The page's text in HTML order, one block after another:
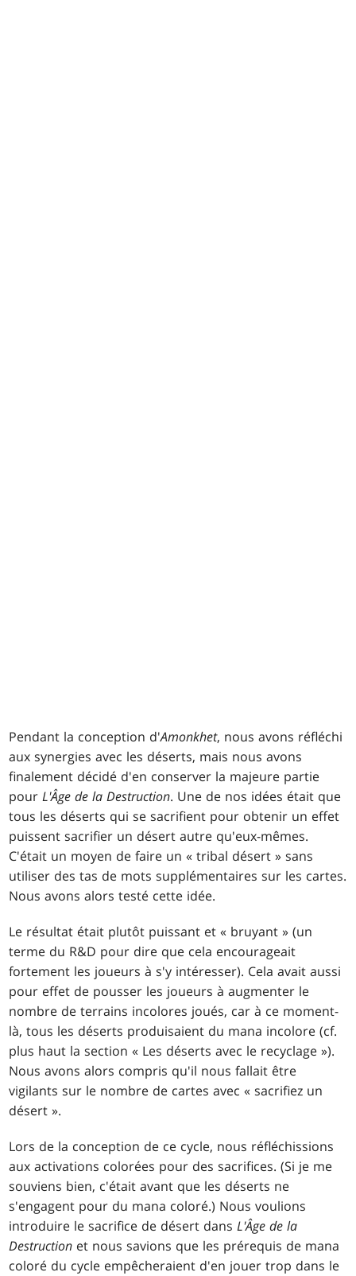
Pendant la conception d'Amonkhet, nous avons réfléchi
aux synergies avec les déserts, mais nous avons
finalement décidé d'en conserver la majeure partie
pourL'Âge de la Destruction. Une de nos idées était que
tous les déserts qui se sacrifient pour obtenir un effet
puissent sacrifier un désert autre qu'eux-mêmes.
C'était un moyen de faire un « tribal désert » sans
utiliser des tas de mots supplémentaires sur les cartes.
Nous avons alors testé cette idée.
Le résultat était plutôt puissant et « bruyant » (un
terme du R&D pour dire que cela encourageait
fortement les joueurs à s'y intéresser). Cela avait aussi
pour effet de pousser les joueurs à augmenter le
nombre de terrains incolores joués, car à ce moment-
là, tous les déserts produisaient du mana incolore (cf.
plus haut la section « Les déserts avec le recyclage »).
Nous avons alors compris qu'il nous fallait être
vigilants sur le nombre de cartes avec « sacrifiez un
désert ».
Lors de la conception de ce cycle, nous réfléchissions
aux activations colorées pour des sacrifices. (Si je me
souviens bien, c'était avant que les déserts ne
s'engagent pour du mana coloré.) Nous voulions
introduire le sacrifice de désert dansL'Âge de la
Destruction et nous savions que les prérequis de mana
coloré du cycle empêcheraient d'en jouer trop dans le